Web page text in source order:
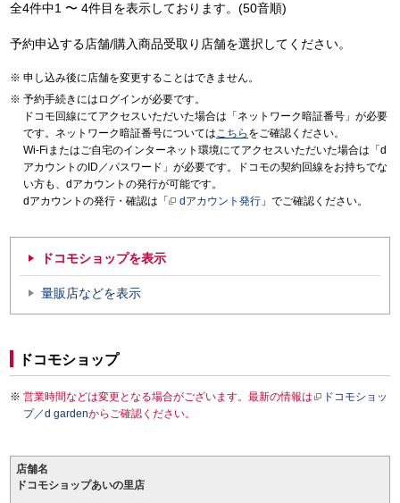
全4件中1 〜 4件目を表示しております。(50音順)
予約申込する店舗/購入商品受取り店舗を選択してください。
申し込み後に店舗を変更することはできません。
予約手続きにはログインが必要です。
ドコモ回線にてアクセスいただいた場合は「ネットワーク暗証番号」が必要
です。ネットワーク暗証番号についてはこちら をご確認ください。
Wi-Fiまたはご自宅のインターネット環境にてアクセスいただいた場合は「d
アカウントのID／パスワード」が必要です。ドコモの契約回線をお持ちでな
い方も、dアカウントの発行が可能です。
dアカウントの発行・確認は「
dアカウント発行 」でご確認ください。
ドコモショップを表示
量販店などを表示
ドコモショップ
営業時間などは変更となる場合がございます。最新の情報は
ドコモショッ
プ／d gardenからご確認ください。
店舗名
ドコモショップあいの里店